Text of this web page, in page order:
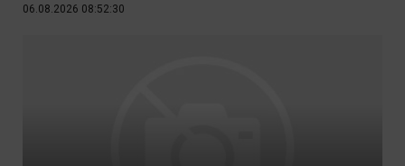
06.08.2026 08:52:30